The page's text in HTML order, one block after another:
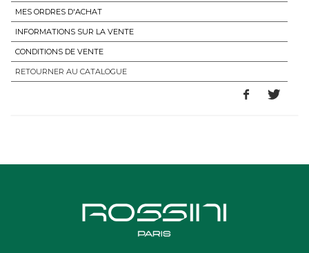
MES ORDRES D'ACHAT
INFORMATIONS SUR LA VENTE
CONDITIONS DE VENTE
RETOURNER AU CATALOGUE